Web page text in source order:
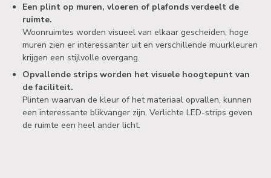
Een plint op muren, vloeren of plafonds verdeelt de
ruimte.
Woonruimtes worden visueel van elkaar gescheiden, hoge
muren zien er interessanter uit en verschillende muurkleuren
krijgen een stijlvolle overgang.
Opvallende strips worden het visuele hoogtepunt van
de faciliteit.
Plinten waarvan de kleur of het materiaal opvallen, kunnen
een interessante blikvanger zijn. Verlichte LED-strips geven
de ruimte een heel ander licht.